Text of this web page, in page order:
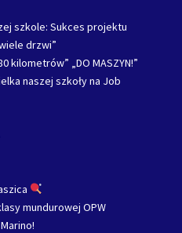
szkole: Sukces projektu
drzwi”
kilometrów” „DO MASZYN!”
naszej szkoły na Job
mundurowej OPW